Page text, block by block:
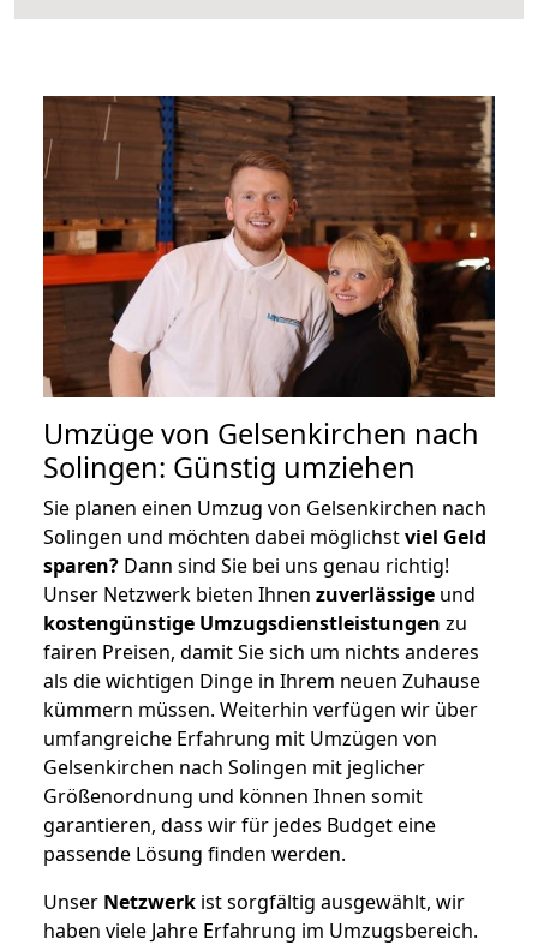
Umzüge von Gelsenkirchen nach
Solingen: Günstig umziehen
Sie planen einen Umzug von Gelsenkirchen nach
Solingen und möchten dabei möglichstviel Geld
sparen? Dann sind Sie bei uns genau richtig!
Unser Netzwerk bieten Ihnen zuverlässige und
kostengünstige Umzugsdienstleistungen zu
fairen Preisen, damit Sie sich um nichts anderes
als die wichtigen Dinge in Ihrem neuen Zuhause
kümmern müssen. Weiterhin verfügen wir über
umfangreiche Erfahrung mit Umzügen von
Gelsenkirchen nach Solingen mit jeglicher
Größenordnung und können Ihnen somit
garantieren, dass wir für jedes Budget eine
passende Lösung finden werden.
Unser Netzwerk ist sorgfältig ausgewählt, wir
haben viele Jahre Erfahrung im Umzugsbereich.